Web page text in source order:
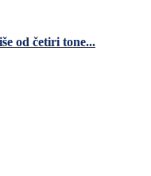
od četiri tone...